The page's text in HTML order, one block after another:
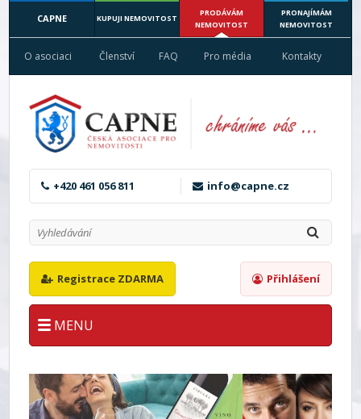
CAPNE KUPUJI NEMOVITOST
PRODÁVÁM
NEMOVITOST
PRONAJÍMÁM
NEMOVITOST
O asociaci Členství FAQ Pro média Kontakty
+420 461 056 811 info@capne.cz
Registrace ZDARMA Přihlášení
MENU